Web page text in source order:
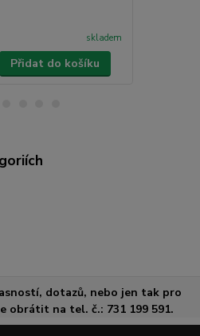
skladem
Přidat do košíku
dotazů, nebo jen tak pro
obrátit na tel. č.: 731 199 591.